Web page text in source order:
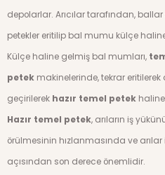
depolarlar. Arıcılar tarafından,
petekler eritilip bal mumu külçe
Külçe haline gelmiş bal mumları,
petek makinelerinde, tekrar
geçirilerek hazır temel petek
Hazır temel petek, arıların iş
örülmesinin hızlanmasında ve
açısından son derece önemlidir.